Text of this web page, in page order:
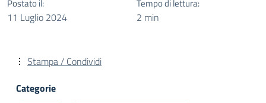
Postato il:
11 Luglio 2024
Tempo di lettura:
2 min
Stampa / Condividi
Categorie